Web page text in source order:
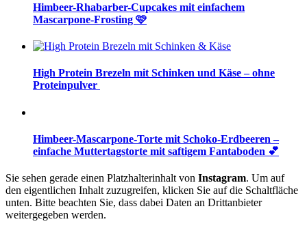
Himbeer-Rhabarber-Cupcakes mit einfachem
Mascarpone-Frosting 🩷
High Protein Brezeln mit Schinken und Käse – ohne
Proteinpulver
Himbeer-Mascarpone-Torte mit Schoko-Erdbeeren –
einfache Muttertagstorte mit saftigem Fantaboden 💕
Sie sehen gerade einen Platzhalterinhalt von Instagram. Um auf
den eigentlichen Inhalt zuzugreifen, klicken Sie auf die Schaltfläche
unten. Bitte beachten Sie, dass dabei Daten an Drittanbieter
weitergegeben werden.